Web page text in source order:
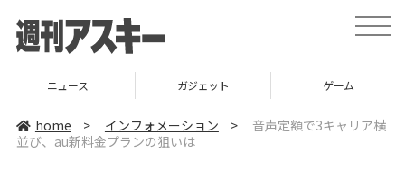
t
o
a
v
ニュース ガジェット ゲーム
home > インフォメーション >
音声定額で3キャリア横
並び、au新料金プランの狙いは